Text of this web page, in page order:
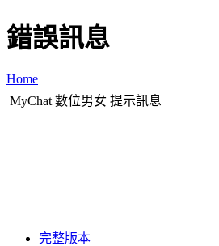
錯誤訊息
Home
MyChat 數位男女 提示訊息
完整版本